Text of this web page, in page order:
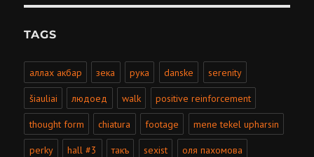
TAGS
аллах акбар зека рука danske serenity
šiauliai людоед walk positive reinforcement
thought form chiatura footage mene tekel upharsin
perky hall #3 такъ sexist оля пахомова